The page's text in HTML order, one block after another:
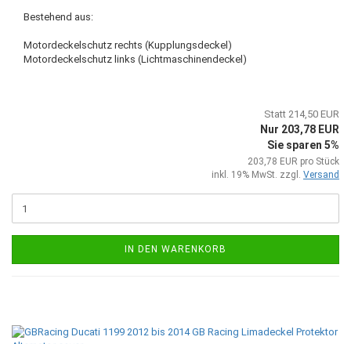
Bestehend aus:
Motordeckelschutz rechts (Kupplungsdeckel)
Motordeckelschutz links (Lichtmaschinendeckel)
Statt 214,50 EUR
Nur 203,78 EUR
Sie sparen 5%
203,78 EUR pro Stück
inkl. 19% MwSt. zzgl. Versand
IN DEN WARENKORB